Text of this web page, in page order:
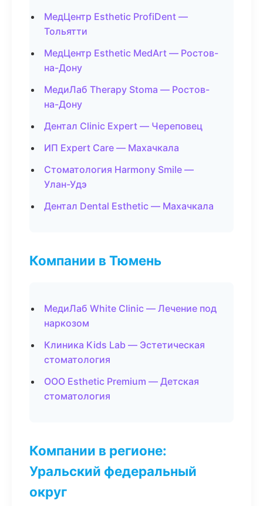
МедЦентр Esthetic ProfiDent —
Тольятти
МедЦентр Esthetic MedArt — Ростов-
на-Дону
МедиЛаб Therapy Stoma — Ростов-
на-Дону
Дентал Clinic Expert — Череповец
ИП Expert Care — Махачкала
Стоматология Harmony Smile —
Улан-Удэ
Дентал Dental Esthetic — Махачкала
Компании в Тюмень
МедиЛаб White Clinic — Лечение под
наркозом
Клиника Kids Lab — Эстетическая
стоматология
ООО Esthetic Premium — Детская
стоматология
Компании в регионе:
Уральский федеральный
округ